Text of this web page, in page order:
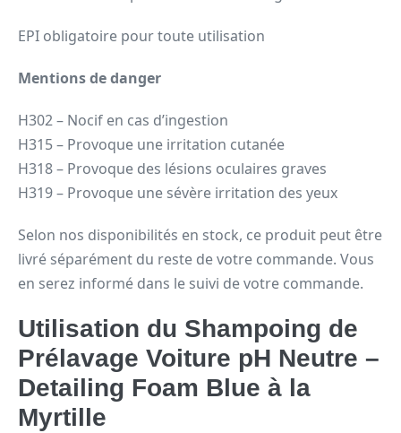
EPI obligatoire pour toute utilisation
Mentions de danger
H302 – Nocif en cas d’ingestion
H315 – Provoque une irritation cutanée
H318 – Provoque des lésions oculaires graves
H319 – Provoque une sévère irritation des yeux
Selon nos disponibilités en stock, ce produit peut être
livré séparément du reste de votre commande. Vous
en serez informé dans le suivi de votre commande.
Utilisation du Shampoing de
Prélavage Voiture pH Neutre –
Detailing Foam Blue à la
Myrtille